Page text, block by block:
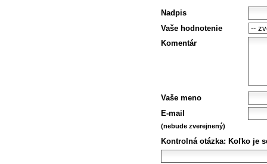
Nadpis
Vaše hodnotenie
Komentár
Vaše meno
E-mail
(nebude zverejnený)
Kontrolná otázka: Koľko je